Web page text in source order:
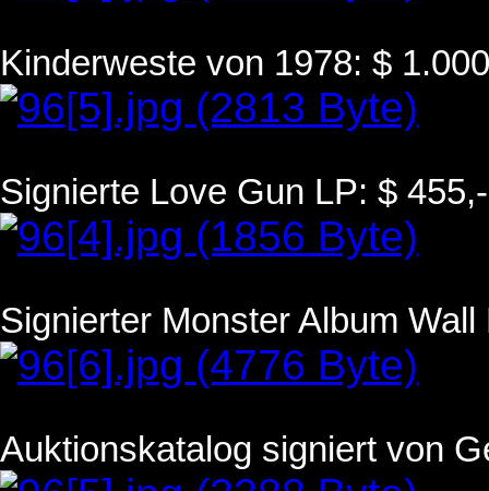
Kinderweste von 1978: $
Signierte Love Gun LP: $ 455,-
Signierter Monster Album
Auktionskatalog signiert von